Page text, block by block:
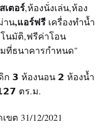
เตอร์,ห้องนั่งเล่น,ห้อง
าน,แอร์ฟรี เครื่องทำน้ำ
นมัติ,ฟรีค่าโอน
ที่ธนาคารกำหนด"
𝟯 ห้องนอน 𝟮 ห้องน้ำ
ตร.ม.
ขต 31/12/2021